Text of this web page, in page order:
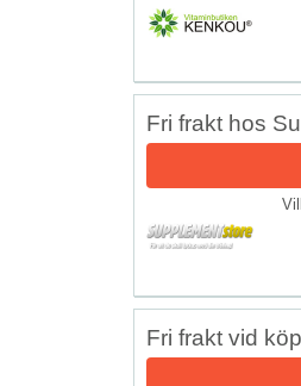
Fri frakt hos
Fri frakt vid